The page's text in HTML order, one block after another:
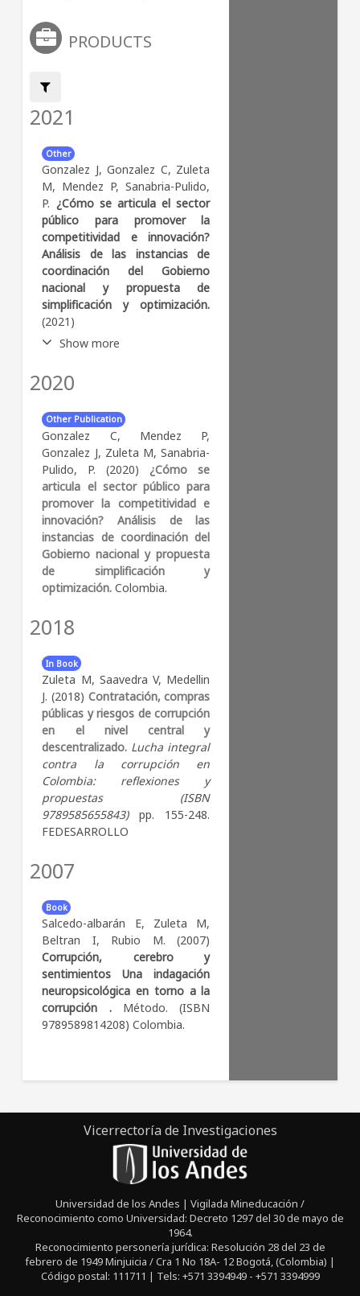
PRODUCTS
Filter by:
2021
Other
Gonzalez J, Gonzalez C, Zuleta
M, Mendez P, Sanabria-Pulido,
P. ¿Cómo se articula el sector
público para promover la
competitividad e innovación?
Análisis de las instancias de
coordinación del Gobierno
nacional y propuesta de
simplificación y optimización.
(2021)
Show more
Abstract:
escribió para Notas de
Política de la Universidad de
los Andes. ISSN 2027-7199 (en
línea) N. 39 Febrero de 2021
2020
Other Publication
Gonzalez C, Mendez P,
Gonzalez J, Zuleta M, Sanabria-
Pulido, P. (2020) ¿Cómo se
articula el sector público para
promover la competitividad e
innovación? Análisis de las
instancias de coordinación del
Gobierno nacional y propuesta
de simplificación y
optimización. Colombia.
2018
In Book
Zuleta M, Saavedra V, Medellin
J. (2018) Contratación, compras
públicas y riesgos de corrupción
en el nivel central y
descentralizado. Lucha integral
contra la corrupción en
Colombia: reflexiones y
propuestas (ISBN
9789585655843)pp. 155-248.
FEDESARROLLO
2007
Book
Salcedo-albarán E, Zuleta M,
Beltran I, Rubio M. (2007)
Corrupción, cerebro y
sentimientos Una indagación
neuropsicológica en torno a la
corrupción .Método. (ISBN
9789589814208) Colombia.
Vicerrectoría de Investigaciones
Universidad de los Andes | Vigilada Mineducación /
Reconocimiento como Universidad: Decreto 1297 del 30 de mayo de
1964.
Reconocimiento personería jurídica: Resolución 28 del 23 de
febrero de 1949 Minjuicia / Cra 1 No 18A- 12 Bogotá, (Colombia) |
Código postal: 111711 | Tels: +571 3394949 - +571 3394999